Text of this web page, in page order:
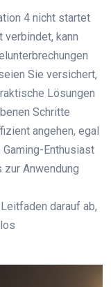
4 nicht startet
verbindet, kann
Sie versichert,
Lösungen
Schritte
angehen, egal
Enthusiast
Anwendung
darauf ab,